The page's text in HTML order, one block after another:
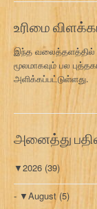
உரிமை
இந்த வலைத்தளத்தில்
மூலமாகவும் பல
அளிக்கப்பட்டுள்ளது.
அனைத்து
▼2026 (39)
▼August(5)